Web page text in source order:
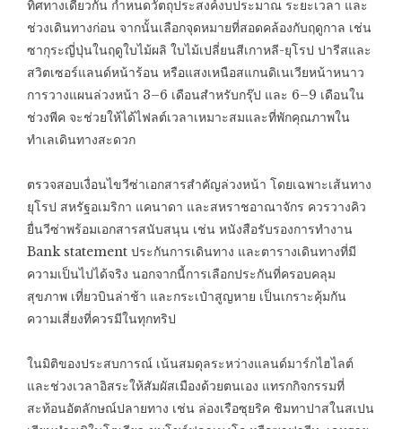
ทิศทางเดียวกัน กำหนดวัตถุประสงค์งบประมาณ ระยะเวลา และ
ช่วงเดินทางก่อน จากนั้นเลือกจุดหมายที่สอดคล้องกับฤดูกาล เช่น
ซากุระญี่ปุ่นในฤดูใบไม้ผลิ ใบไม้เปลี่ยนสีเกาหลี-ยุโรป ปารีสและ
สวิตเซอร์แลนด์หน้าร้อน หรือแสงเหนือสแกนดิเนเวียหน้าหนาว
การวางแผนล่วงหน้า 3–6 เดือนสำหรับกรุ๊ป และ 6–9 เดือนใน
ช่วงพีค จะช่วยให้ได้ไฟลต์เวลาเหมาะสมและที่พักคุณภาพใน
ทำเลเดินทางสะดวก
ตรวจสอบเงื่อนไขวีซ่าเอกสารสำคัญล่วงหน้า โดยเฉพาะเส้นทาง
ยุโรป สหรัฐอเมริกา แคนาดา และสหราชอาณาจักร ควรวางคิว
ยื่นวีซ่าพร้อมเอกสารสนับสนุน เช่น หนังสือรับรองการทำงาน
Bank statement ประกันการเดินทาง และตารางเดินทางที่มี
ความเป็นไปได้จริง นอกจากนี้การเลือกประกันที่ครอบคลุม
สุขภาพ เที่ยวบินล่าช้า และกระเป๋าสูญหาย เป็นเกราะคุ้มกัน
ความเสี่ยงที่ควรมีในทุกทริป
ในมิติของประสบการณ์ เน้นสมดุลระหว่างแลนด์มาร์กไฮไลต์
และช่วงเวลาอิสระให้สัมผัสเมืองด้วยตนเอง แทรกกิจกรรมที่
สะท้อนอัตลักษณ์ปลายทาง เช่น ล่องเรือซุยริค ชิมทาปาสในสเปน